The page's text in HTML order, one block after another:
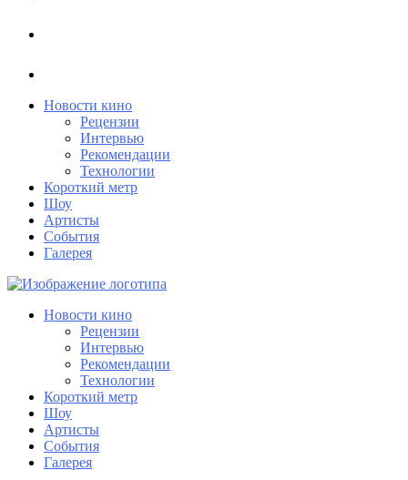
Новости кино
Рецензии
Интервью
Рекомендации
Технологии
Короткий метр
Шоу
Артисты
События
Галерея
Новости кино
Рецензии
Интервью
Рекомендации
Технологии
Короткий метр
Шоу
Артисты
События
Галерея